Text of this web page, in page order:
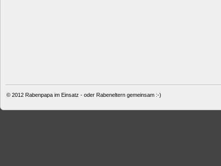
© 2012 Rabenpapa im Einsatz - oder Rabeneltern gemeinsam :-)